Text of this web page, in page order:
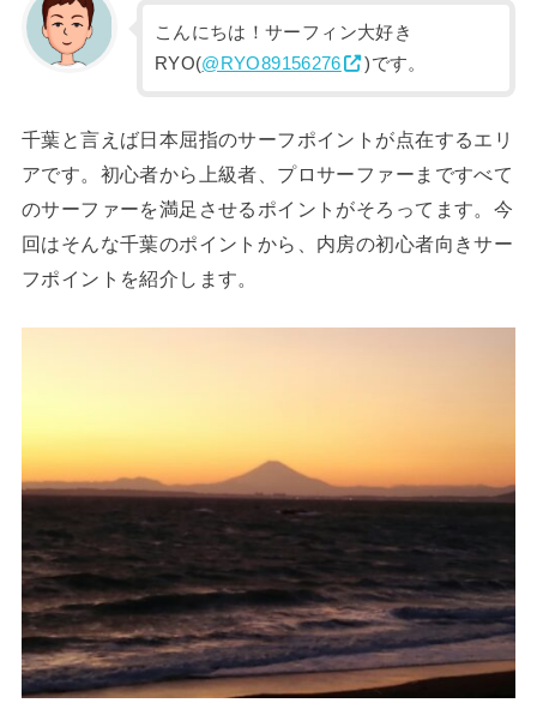
こんにちは！サーフィン大好き
RYO(@RYO89156276 )です。
千葉と言えば日本屈指のサーフポイントが点在するエリ
アです。初心者から上級者、プロサーファーまですべて
のサーファーを満足させるポイントがそろってます。今
回はそんな千葉のポイントから、内房の初心者向きサー
フポイントを紹介します。